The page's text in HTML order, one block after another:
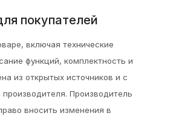
покупателей
включая технические
функций, комплектность и
из открытых источников и с
Производитель
вносить изменения в